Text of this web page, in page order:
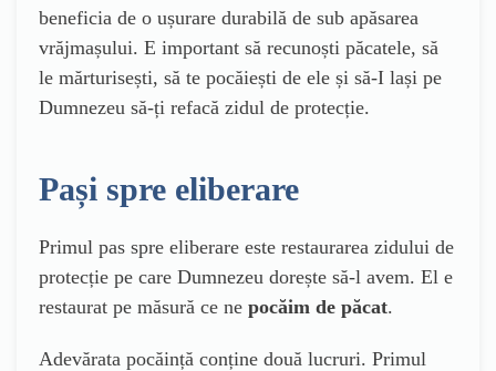
beneficia de o ușurare durabilă de sub apăsarea
vrăjmașului. E important să recunoști păcatele, să
le mărturisești, să te pocăiești de ele și să-I lași pe
Dumnezeu să-ți refacă zidul de protecție.
Pași spre eliberare
Primul pas spre eliberare este restaurarea zidului de
protecție pe care Dumnezeu dorește să-l avem. El e
restaurat pe măsură ce ne pocăim de păcat.
Adevărata pocăință conține două lucruri. Primul